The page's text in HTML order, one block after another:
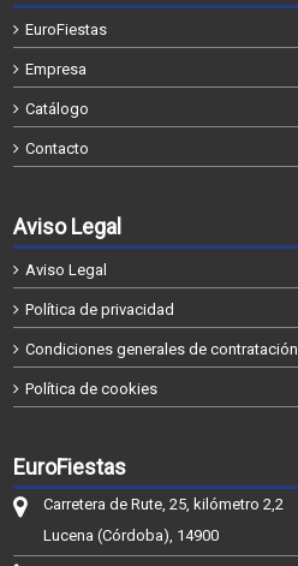
EuroFiestas
Empresa
Catálogo
Contacto
Aviso Legal
Aviso Legal
Política de privacidad
Condiciones generales de contratación
Política de cookies
EuroFiestas
Carretera de Rute, 25, kilómetro 2,2
Lucena (Córdoba), 14900